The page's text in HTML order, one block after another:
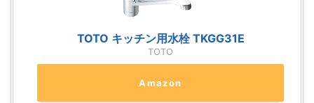
TOTO キッチン用水栓 TKGG31E
TOTO
Amazon